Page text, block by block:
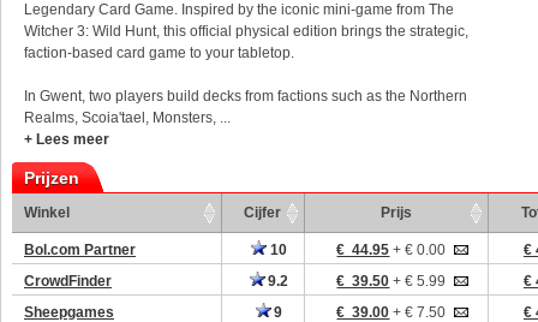
Legendary Card Game. Inspired by the iconic mini-game from The
Witcher 3: Wild Hunt, this official physical edition brings the strategic,
faction-based card game to your tabletop.
In Gwent, two players build decks from factions such as the Northern
Realms, Scoia'tael, Monsters, ...
+ Lees meer
Prijzen
Winkel Cijfer Prijs
Bol.com Partner 10 € 44.95 + € 0.00
€
CrowdFinder
9.2 € 39.50 + € 5.99
€
Sheepgames
9 € 39.00 + € 7.50
€